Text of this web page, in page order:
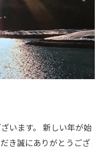
います。 新しい年が始
き誠にありがとうござ